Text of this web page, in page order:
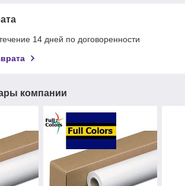
14 дней по договоренности
компании